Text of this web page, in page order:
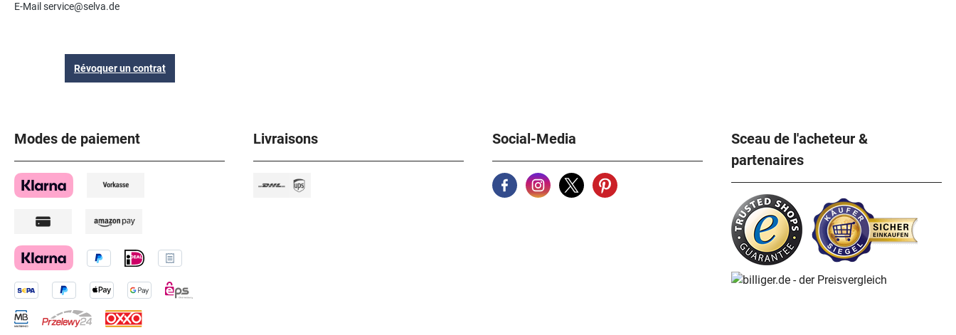
E-Mail service@selva.de
Révoquer un contrat
Modes de paiement Livraisons Social-Media
Sceau de l'acheteur &
partenaires